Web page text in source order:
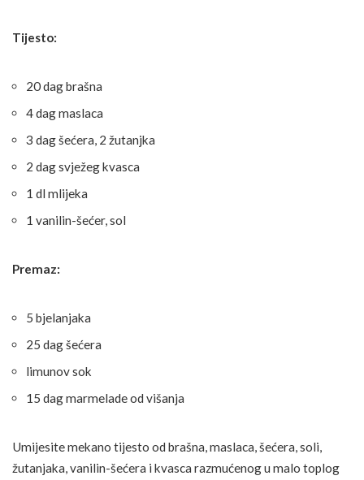
Tijesto:
20 dag brašna
4 dag maslaca
3 dag šećera, 2 žutanjka
2 dag svježeg kvasca
1 dl mlijeka
1 vanilin-šećer, sol
Premaz:
5 bjelanjaka
25 dag šećera
limunov sok
15 dag marmelade od višanja
Umijesite mekano tijesto od brašna, maslaca, šećera, soli,
žutanjaka, vanilin-šećera i kvasca razmućenog u malo toplog